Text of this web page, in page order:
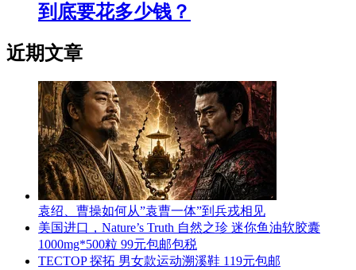
到底要花多少钱？
近期文章
袁绍、曹操如何从”袁曹一体”到兵戎相见
美国进口，Nature’s Truth 自然之珍 迷你鱼油软胶囊
1000mg*500粒 99元包邮包税
TECTOP 探拓 男女款运动溯溪鞋 119元包邮